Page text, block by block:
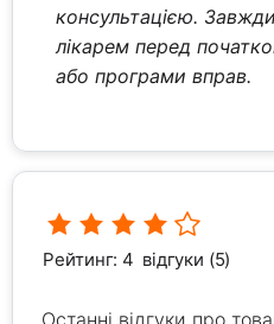
консультацією.
лікарем перед
або програми вправ.
Рейтинг: 4 відгуки (5)
Останні відгуки про